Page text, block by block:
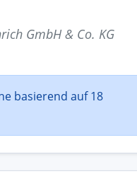
GmbH & Co. KG
basierend auf 18